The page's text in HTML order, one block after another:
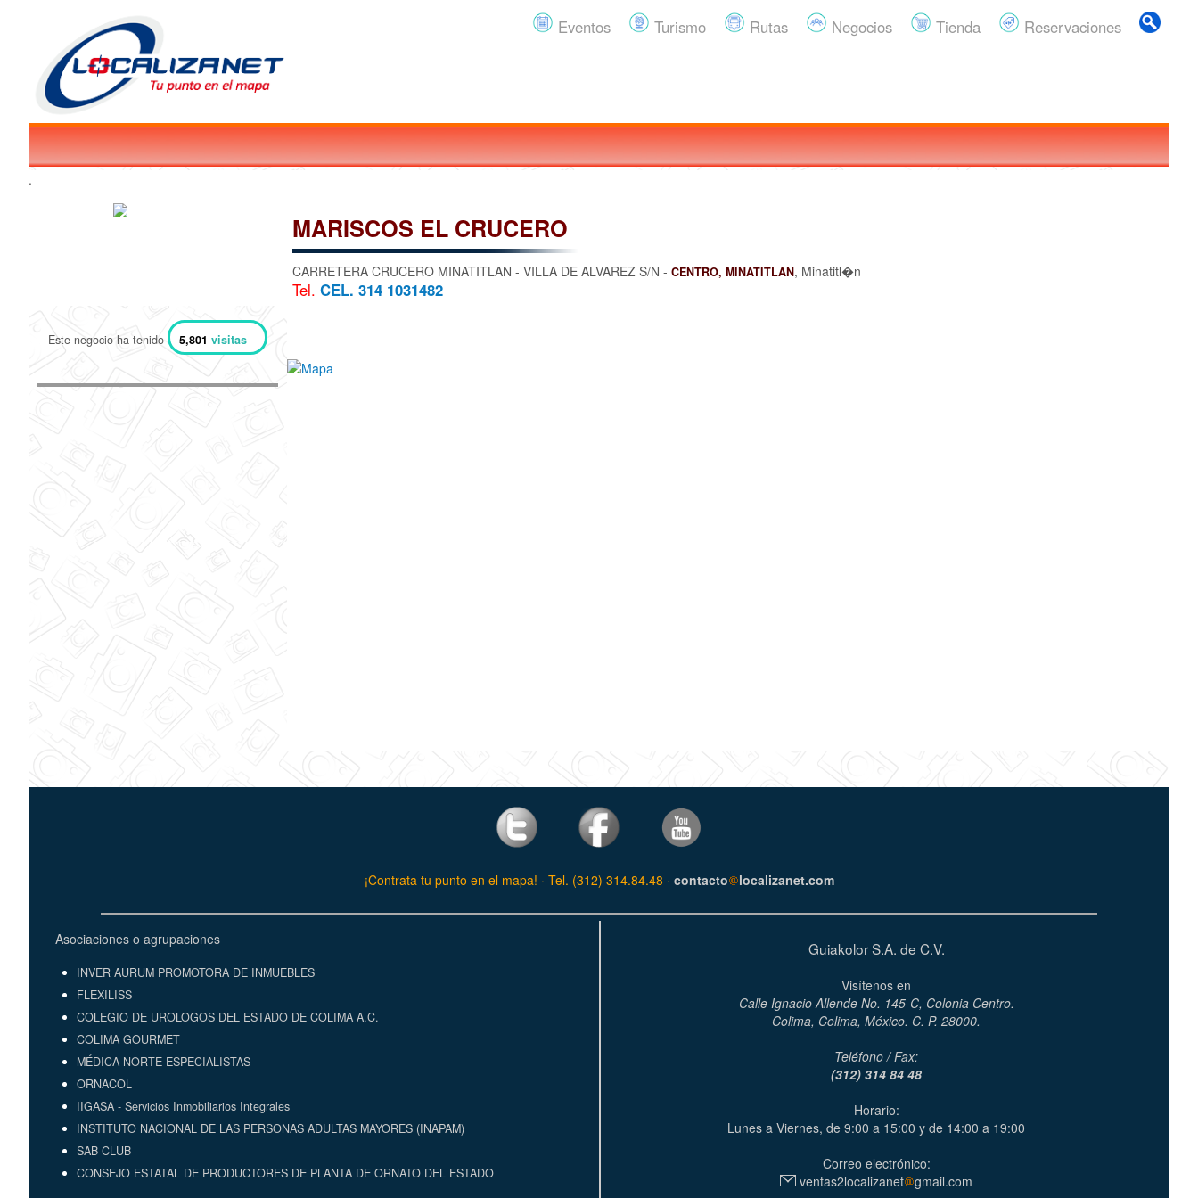
Reservaciones
Tienda
Negocios
Rutas
Turismo
Eventos
.
MARISCOS EL CRUCERO
CARRETERA CRUCERO MINATITLAN - VILLA DE ALVAREZ S/N - CENTRO, MINATITLAN, Minatitl�n
Tel. CEL. 314 1031482
Este negocio ha tenido 5,801 visitas
¡Contrata tu punto en el mapa! · Tel. (312) 314.84.48 · contacto localizanet.com
Asociaciones o agrupaciones
INVER AURUM PROMOTORA DE INMUEBLES
FLEXILISS
COLEGIO DE UROLOGOS DEL ESTADO DE COLIMA A.C.
COLIMA GOURMET
MÉDICA NORTE ESPECIALISTAS
ORNACOL
IIGASA - Servicios Inmobiliarios Integrales
INSTITUTO NACIONAL DE LAS PERSONAS ADULTAS MAYORES (INAPAM)
SAB CLUB
CONSEJO ESTATAL DE PRODUCTORES DE PLANTA DE ORNATO DEL ESTADO
Guiakolor S.A. de C.V.
Visítenos en
Calle Ignacio Allende No. 145-C, Colonia Centro.
Colima, Colima, México. C. P. 28000.
Teléfono / Fax:
(312) 314 84 48
Horario:
Lunes a Viernes, de 9:00 a 15:00 y de 14:00 a 19:00
Correo electrónico:
ventas2localizanet gmail.com